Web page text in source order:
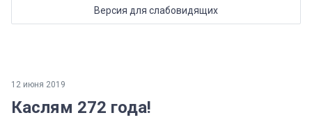
Версия для слабовидящих
12 июня 2019
Каслям 272 года!